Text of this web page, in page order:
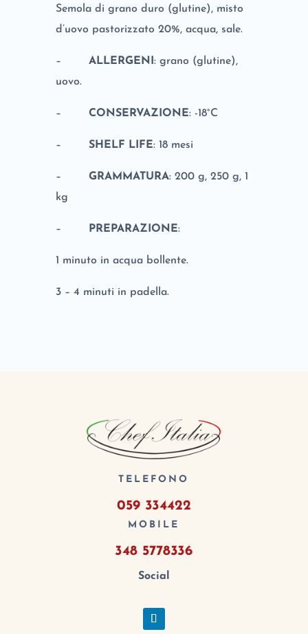
Semola di grano duro (glutine), misto
d’uovo pastorizzato 20%, acqua, sale.
– ALLERGENI : grano (glutine),
uovo.
– CONSERVAZIONE: -18°C
– SHELF LIFE: 18 mesi
– GRAMMATURA: 200 g, 250 g, 1
kg
– PREPARAZIONE:
1 minuto in acqua bollente.
3 – 4 minuti in padella.
TELEFONO
059 334422
MOBILE
348 5778336
Social